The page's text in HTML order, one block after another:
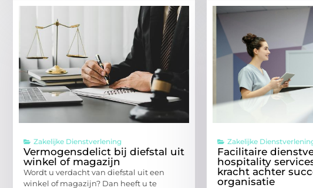
Zakelijke Dienstverlening
Vermogensdelict bij diefstal uit
winkel of magazijn
Wordt u verdacht van diefstal uit een
winkel of magazijn? Dan heeft u te
Zakelijke
Facilitaire
hospitality
kracht achter
organisatie